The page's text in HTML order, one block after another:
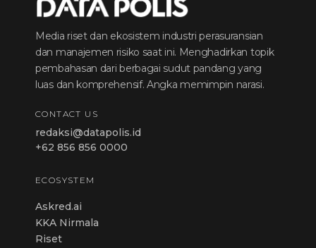
Media riset dan ekosistem industri perasuransian
dan manajemen risiko saat ini. Menghadirkan topik
pembahasan dari berbagai sudut pandang yang
luas dan komprehensif. Angka memimpin narasi.
CONTACT US
redaksi@datapolis.id
+62 856 856 0000
ECOSYSTEM
Askred.ai
KKA Nirmala
Riset